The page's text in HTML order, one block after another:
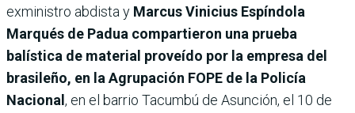
exministro abdista y Marcus Vinicius Espíndola
Marqués de Padua compartieron una prueba
balística de material proveído por la empresa del
brasileño, en la Agrupación FOPE de la Policía
Nacional , en el barrio Tacumbú de Asunción, el 10 de